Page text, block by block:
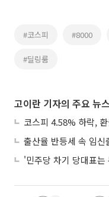
#코스피 #8000
#딜링룸
고이란 기자의 주요 뉴스
코스피 4.58% 하락,
출산율 반등세 속 임신